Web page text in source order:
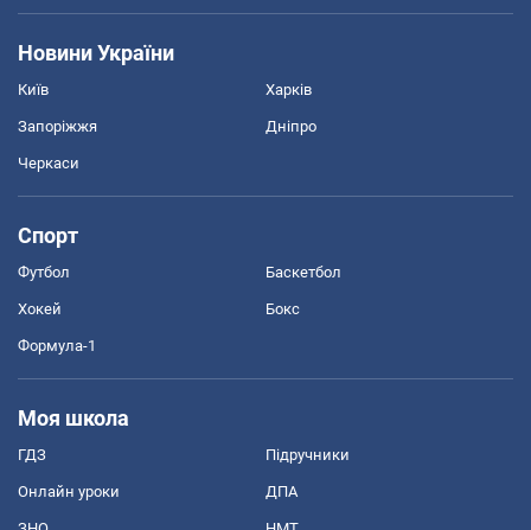
Новини України
Київ Харків
Запоріжжя Дніпро
Черкаси
Спорт
Футбол Баскетбол
Хокей Бокс
Формула-1
Моя школа
ГДЗ Підручники
Онлайн уроки ДПА